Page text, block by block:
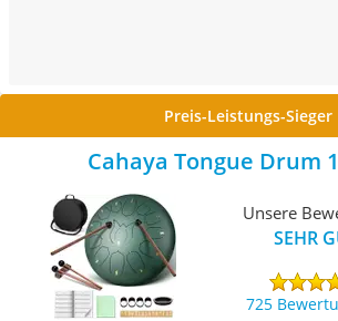
Preis-Leistungs-Sieger
Cahaya Tongue Drum
Unsere
SEHR
725